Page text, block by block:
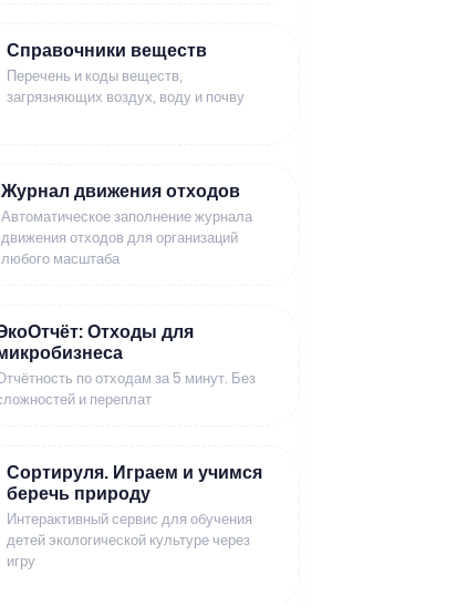
Справочники веществ
Перечень и коды веществ,
загрязняющих воздух, воду и почву
Журнал движения отходов
Автоматическое заполнение журнала
движения отходов для организаций
любого масштаба
Отходы для
по отходам за 5 минут. Без
и переплат
Сортируля. Играем и учимся
беречь природу
Интерактивный сервис для обучения
детей экологической культуре через
игру